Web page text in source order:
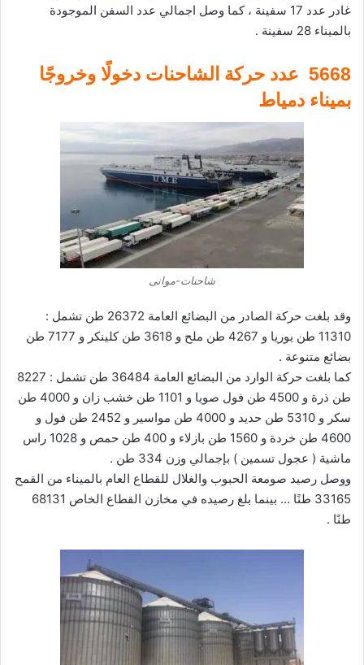
ي
ا
غادر عدد 17 سفينة ، كما وصل اجمالي عدد السفن الموجودة
بالميناء 28 سفينة .
5668 عدد حركة الشاحنات دخولًا وخروجًا
بميناء دمياط
شاحنات-موانى
وقد بلغت حركة الصادر من البضائع العامة 26372 طن تشمل :
11310 طن يوريا و 4267 طن ملح و 3618 طن كلينكر و 7177 طن
بضائع متنوعة .
كما بلغت حركة الوارد من البضائع العامة 36484 طن تشمل : 8227
طن ذرة و 4500 طن فول صويا و 1101 طن خشب زان و 4000 طن
سكر و 5310 طن حديد و 4000 طن مواسير و 2452 طن فول و
4600 طن خردة و 1560 طن بازلاء و 400 طن حمص و 1028 راس
ماشية ( عجول تسمين ) بإجمالي وزن 334 طن .
ووصل رصيد صومعة الحبوب والغلال للقطاع العام بالميناء من القمح
33165 طنًا … بينما بلغ رصيده في مخازن القطاع الخاص 68131
طنًا .